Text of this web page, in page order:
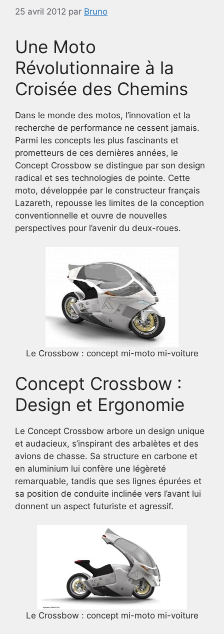
25 avril 2012 par Bruno
Une Moto
Révolutionnaire à la
Croisée des Chemins
Dans le monde des motos, l’innovation et la
recherche de performance ne cessent jamais.
Parmi les concepts les plus fascinants et
prometteurs de ces dernières années, le
Concept Crossbow se distingue par son design
radical et ses technologies de pointe. Cette
moto, développée par le constructeur français
Lazareth, repousse les limites de la conception
conventionnelle et ouvre de nouvelles
perspectives pour l’avenir du deux-roues.
Le Crossbow : concept mi-moto mi-voiture
Concept Crossbow :
Design et Ergonomie
Le Concept Crossbow arbore un design unique
et audacieux, s’inspirant des arbalètes et des
avions de chasse. Sa structure en carbone et
en aluminium lui confère une légèreté
remarquable, tandis que ses lignes épurées et
sa position de conduite inclinée vers l’avant lui
donnent un aspect futuriste et agressif.
Le Crossbow : concept mi-moto mi-voiture